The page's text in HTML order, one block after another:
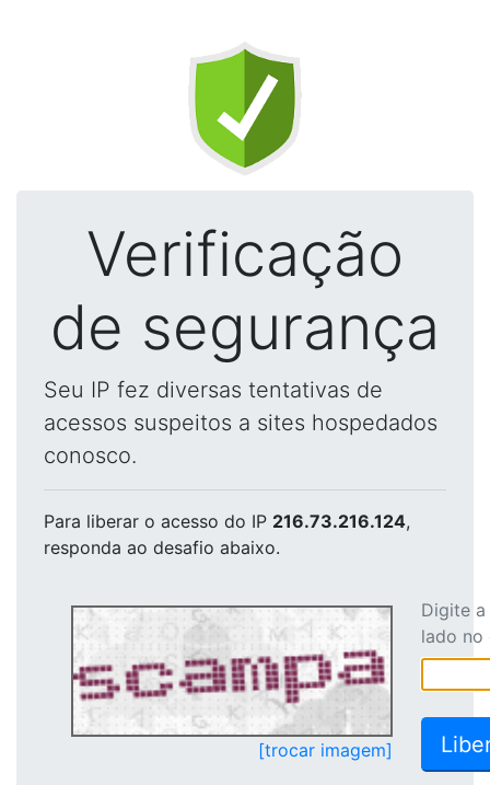
Verificação
de segurança
Seu IP fez diversas tentativas de
acessos suspeitos a sites hospedados
conosco.
Para liberar o acesso do IP 216.73.216.124,
responda ao desafio abaixo.
[trocar imagem]
Digite
lado no